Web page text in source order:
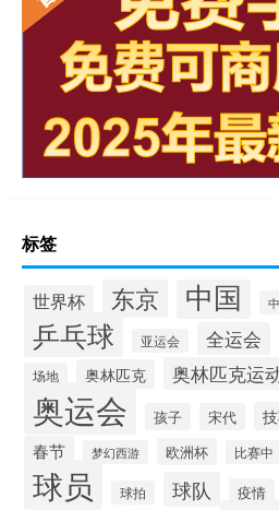
标签
世界杯 东京 中国
乒乓球 亚运会 全运会
场地 奥林匹克 奥林匹克运
奥运会 孩子 宋代
春节 梦幻西游 欧洲杯 比赛中
球员 球拍 球队 疫情